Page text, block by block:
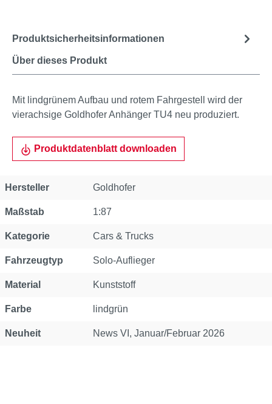
Über dieses Produkt
Produktsicherheitsinformationen
Mit lindgrünem Aufbau und rotem Fahrgestell wird der
vierachsige Goldhofer Anhänger TU4 neu produziert.
Produktdatenblatt downloaden
Eigenschaft
Hersteller Goldhofer
Maßstab 1:87
Kategorie Cars & Trucks
Fahrzeugtyp Solo-Auflieger
Material Kunststoff
Farbe lindgrün
Neuheit News VI, Januar/Februar 2026